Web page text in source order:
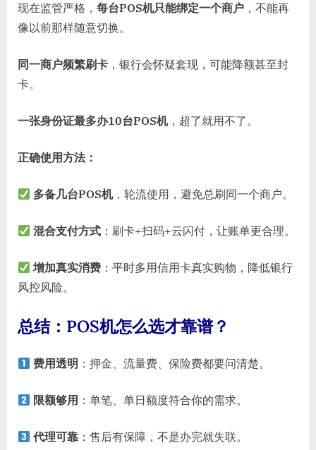
现在监管严格， 每台POS机只能绑定一个商户 ，不能再
像以前那样随意切换。
同一商户频繁刷卡 ，银行会怀疑套现，可能降额甚至封
卡。
一张身份证最多办10台POS机，超了就用不了。
正确使用方法：
多备几台POS机，轮流使用，避免总刷同一个商户。
混合支付方式 ：刷卡+扫码+云闪付，让账单更合理。
增加真实消费 ：平时多用信用卡真实购物，降低银行
风控风险。
总结：POS机怎么选才靠谱？
费用透明 ：押金、流量费、保险费都要问清楚。
限额够用 ：单笔、单日额度符合你的需求。
代理可靠 ：售后有保障，不是办完就失联。